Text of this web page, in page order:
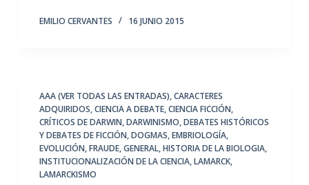
EMILIO CERVANTES 16 JUNIO 2015
AAA (VER TODAS LAS ENTRADAS),CARACTERES
ADQUIRIDOS,CIENCIA A DEBATE,CIENCIA FICCIÓN,
CRÍTICOS DE DARWIN,DARWINISMO,DEBATES HISTÓRICOS
Y DEBATES DE FICCIÓN,DOGMAS,EMBRIOLOGÍA,
EVOLUCIÓN,FRAUDE,GENERAL,HISTORIA DE LA BIOLOGIA,
INSTITUCIONALIZACIÓN DE LA CIENCIA,LAMARCK,
LAMARCKISMO